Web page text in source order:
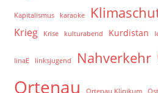
Kapitalismus karaoke
Krieg Krise kulturabend Kurdistan
linaE linksjugend Nahverkehr
Ortenau Ortenau Klinikum